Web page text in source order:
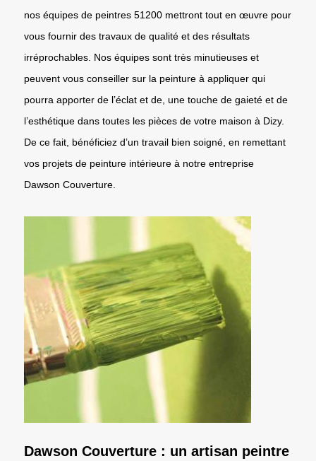
nos équipes de peintres 51200 mettront tout en œuvre pour
vous fournir des travaux de qualité et des résultats
irréprochables. Nos équipes sont très minutieuses et
peuvent vous conseiller sur la peinture à appliquer qui
pourra apporter de l’éclat et de, une touche de gaieté et de
l’esthétique dans toutes les pièces de votre maison à Dizy.
De ce fait, bénéficiez d’un travail bien soigné, en remettant
vos projets de peinture intérieure à notre entreprise
Dawson Couverture.
Dawson Couverture : un artisan peintre